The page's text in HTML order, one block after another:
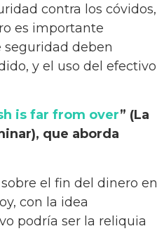
contra los cóvidos,
es importante
seguridad deben
y el uso del efectivo
is far from over” (La
que aborda
el fin del dinero en
con la idea
podría ser la reliquia